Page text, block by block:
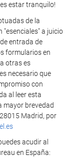
estar tranquilo!
de la
a juicio
entrada de
formularios en
otras es
necesario que
con
al leer esta
mayor brevedad
Madrid, por
acudir al
en España: